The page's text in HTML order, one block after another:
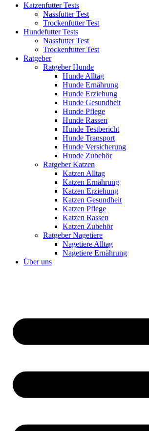
Katzenfutter Tests
Nassfutter Test
Trockenfutter Test
Hundefutter Tests
Nassfutter Test
Trockenfutter Test
Ratgeber
Ratgeber Hunde
Hunde Alltag
Hunde Ernährung
Hunde Erziehung
Hunde Gesundheit
Hunde Pflege
Hunde Rassen
Hunde Testbericht
Hunde Transport
Hunde Versicherung
Hunde Zubehör
Ratgeber Katzen
Katzen Alltag
Katzen Ernährung
Katzen Erziehung
Katzen Gesundheit
Katzen Pflege
Katzen Rassen
Katzen Zubehör
Ratgeber Nagetiere
Nagetiere Alltag
Nagetiere Ernährung
Über uns